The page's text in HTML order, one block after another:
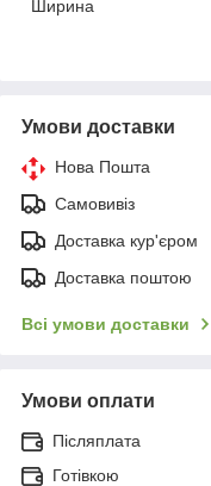
Ширина
Умови доставки
Нова Пошта
Самовивіз
Доставка кур'єром
Доставка поштою
Всі умови доставки
Умови оплати
Післяплата
Готівкою